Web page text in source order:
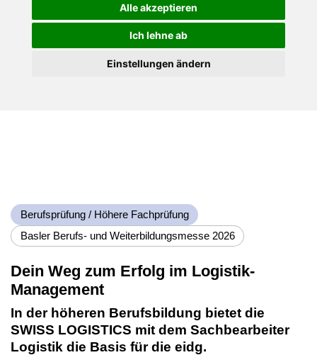
Alle akzeptieren
Ich lehne ab
Einstellungen ändern
Berufsprüfung / Höhere Fachprüfung
Basler Berufs- und Weiterbildungsmesse 2026
Dein Weg zum Erfolg im Logistik-
Management
In der höheren Berufsbildung bietet die
SWISS LOGISTICS mit dem Sachbearbeiter
Logistik die Basis für die eidg.